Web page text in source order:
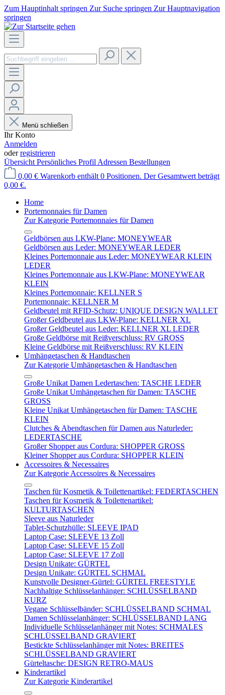
Zum Hauptinhalt springen Zur Suche springen Zur Hauptnavigation
springen
Menü schließen
Ihr Konto
Anmelden
oderregistrieren
Übersicht Persönliches Profil Adressen Bestellungen
0,00 € Warenkorb enthält 0 Positionen. Der Gesamtwert beträgt
0,00 €.
Home
Portemonnaies für Damen
Zur Kategorie Portemonnaies für Damen
Geldbörsen aus LKW-Plane: MONEYWEAR
Geldbörsen aus Leder: MONEYWEAR LEDER
Kleines Portemonnaie aus Leder: MONEYWEAR KLEIN
LEDER
Kleines Portemonnaie aus LKW-Plane: MONEYWEAR
KLEIN
Kleines Portemonnaie: KELLNER S
Portemonnaie: KELLNER M
Geldbeutel mit RFID-Schutz: UNIQUE DESIGN WALLET
Großer Geldbeutel aus LKW-Plane: KELLNER XL
Großer Geldbeutel aus Leder: KELLNER XL LEDER
Große Geldbörse mit Reißverschluss: RV GROSS
Kleine Geldbörse mit Reißverschluss: RV KLEIN
Umhängetaschen & Handtaschen
Zur Kategorie Umhängetaschen & Handtaschen
Große Unikat Damen Ledertaschen: TASCHE LEDER
Große Unikat Umhängetaschen für Damen: TASCHE
GROSS
Kleine Unikat Umhängetaschen für Damen: TASCHE
KLEIN
Clutches & Abendtaschen für Damen aus Naturleder:
LEDERTASCHE
Großer Shopper aus Cordura: SHOPPER GROSS
Kleiner Shopper aus Cordura: SHOPPER KLEIN
Accessoires & Necessaires
Zur Kategorie Accessoires & Necessaires
Taschen für Kosmetik & Toilettenartikel: FEDERTASCHEN
Taschen für Kosmetik & Toilettenartikel:
KULTURTASCHEN
Sleeve aus Naturleder
Tablet-Schutzhülle: SLEEVE IPAD
Laptop Case: SLEEVE 13 Zoll
Laptop Case: SLEEVE 15 Zoll
Laptop Case: SLEEVE 17 Zoll
Design Unikate: GÜRTEL
Design Unikate: GÜRTEL SCHMAL
Kunstvolle Designer-Gürtel: GÜRTEL FREESTYLE
Nachhaltige Schlüsselanhänger: SCHLÜSSELBAND
KURZ
Vegane Schlüsselbänder: SCHLÜSSELBAND SCHMAL
Damen Schlüsselanhänger: SCHLÜSSELBAND LANG
Individuelle Schlüsselanhänger mit Notes: SCHMALES
SCHLÜSSELBAND GRAVIERT
Bestickte Schlüsselanhänger mit Notes: BREITES
SCHLÜSSELBAND GRAVIERT
Gürteltasche: DESIGN RETRO-MAUS
Kinderartikel
Zur Kategorie Kinderartikel